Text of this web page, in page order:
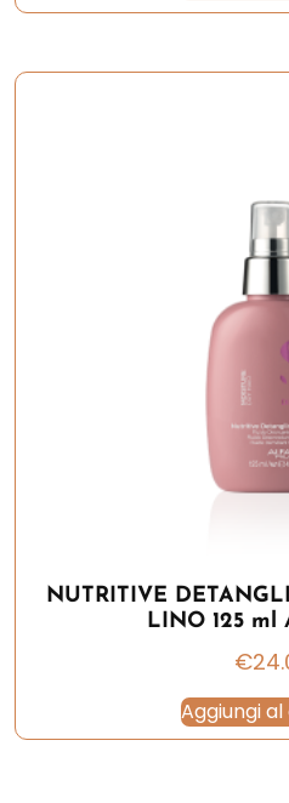
NUTRITIVE
LINO 125 ml
€
Aggiungi